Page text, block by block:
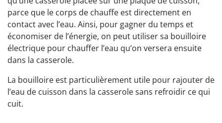
parce que le corps de chauffe est directement en
contact avec l’eau. Ainsi, pour gagner du temps et
économiser de l’énergie, on peut utiliser sa bouilloire
électrique pour chauffer l’eau qu’on versera ensuite
dans la casserole.
La bouilloire est particulièrement utile pour rajouter de
l’eau de cuisson dans la casserole sans refroidir ce qui
cuit.